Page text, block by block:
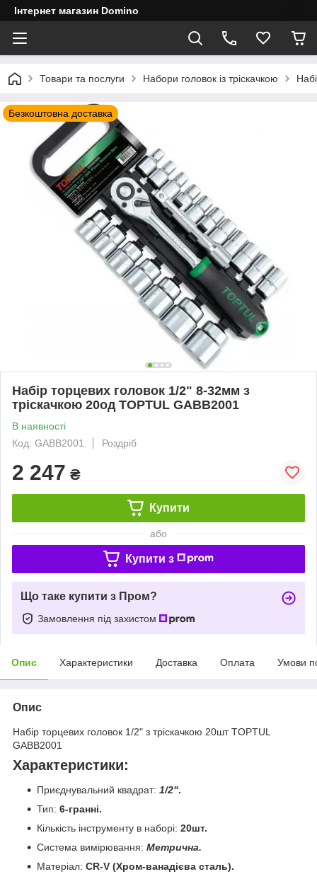
Інтернет магазин Domino
Товари та послуги Набори головок із тріскачкою
Безкоштовна доставка
Набір торцевих головок 1/2" 8-32мм з
тріскачкою 20од TOPTUL GABB2001
В наявності
Код: GABB2001
Роздріб
2 247 ₴
Купити
або
Купити з
Що таке купити з Пром?
Замовлення під захистом
Опис Характеристики Доставка Оплата Умови
Опис
Набір торцевих головок 1/2" з тріскачкою 20шт TOPTUL
GABB2001
Характеристики:
Приєднувальний квадрат: 1/2".
Тип: 6-гранні.
Кількість інструменту в наборі: 20шт.
Система вимірювання: Метрична.
Матеріал: CR-V (Хром-ванадієва сталь).